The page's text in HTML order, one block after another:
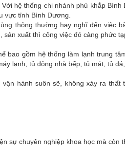
hệ thống chi nhánh phủ khắp Bình
vực tỉnh Bình Dương.
thông thường hay nghĩ đến việc
xuất thì công việc đó càng phức
gồm hệ thống làm lạnh trung
lạnh, tủ đông nhà bếp, tủ mát, tủ
hành suôn sẽ, không xảy ra thất
sự chuyên nghiệp khoa học mà còn